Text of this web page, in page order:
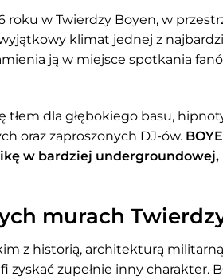
roku w Twierdzy Boyen, w
klimat jednej z
ją w miejsce spotkania
dla głębokiego basu,
oraz zaproszonych DJ-ów.
w bardziej
murach
z historią, architekturą
zupełnie inny charakter.